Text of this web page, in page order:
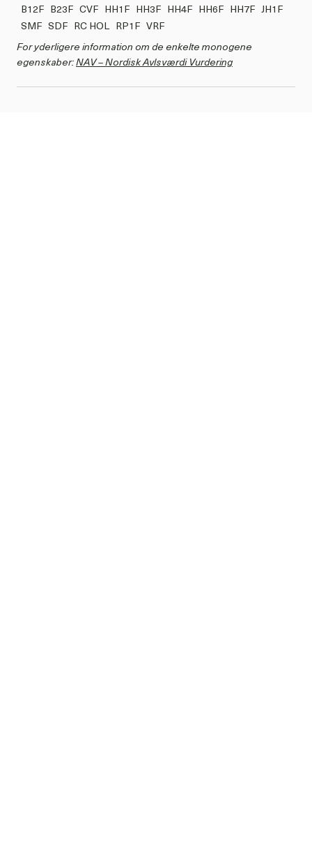
B12F B23F CVF HH1F HH3F HH4F HH6F HH7F JH1F
SMF SDF RC HOL RP1F VRF
For yderligere information om de enkelte monogene
egenskaber:NAV – Nordisk Avlsværdi Vurdering